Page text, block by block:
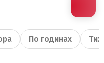
По годинах